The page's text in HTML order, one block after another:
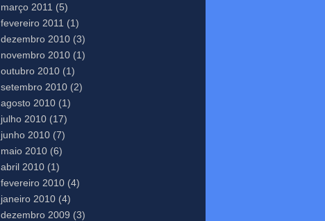
março 2011 (5)
fevereiro 2011 (1)
dezembro 2010 (3)
novembro 2010 (1)
outubro 2010 (1)
setembro 2010 (2)
agosto 2010 (1)
julho 2010 (17)
junho 2010 (7)
maio 2010 (6)
abril 2010 (1)
fevereiro 2010 (4)
janeiro 2010 (4)
dezembro 2009 (3)